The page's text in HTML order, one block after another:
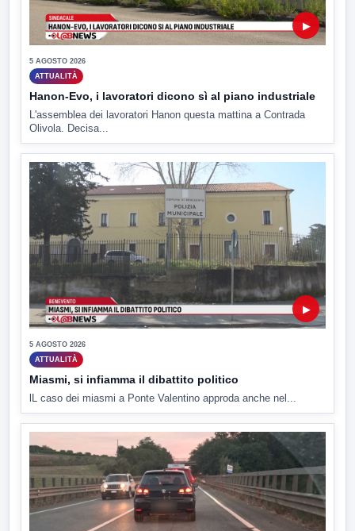
▶
5 AGOSTO 2026
ATTUALITÀ
Hanon-Evo, i lavoratori dicono sì al piano industriale
L'assemblea dei lavoratori Hanon questa mattina a Contrada
Olivola. Decisa...
▶
5 AGOSTO 2026
ATTUALITÀ
Miasmi, si infiamma il dibattito politico
lL caso dei miasmi a Ponte Valentino approda anche nel...